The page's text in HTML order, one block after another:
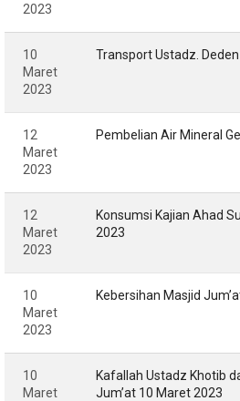
2023
10
Maret
2023
Transport Ustadz.
12
Maret
2023
Pembelian Air Mineral
12
Maret
2023
Konsumsi Kajian Ahad
2023
10
Maret
2023
Kebersihan Masjid
10
Maret
Kafallah Ustadz Khotib
Jum’at 10 Maret 2023